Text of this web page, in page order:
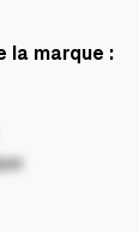
la marque :